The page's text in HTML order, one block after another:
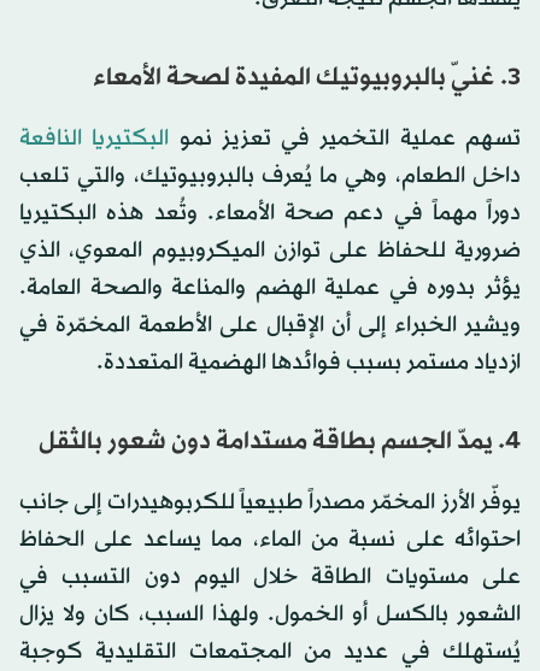
3. غنيّ بالبروبيوتيك المفيدة لصحة الأمعاء
تسهم عملية التخمير في تعزيز نمو البكتيريا النافعة
داخل الطعام، وهي ما يُعرف بالبروبيوتيك، والتي تلعب
دوراً مهماً في دعم صحة الأمعاء. وتُعد هذه البكتيريا
ضرورية للحفاظ على توازن الميكروبيوم المعوي، الذي
يؤثر بدوره في عملية الهضم والمناعة والصحة العامة.
ويشير الخبراء إلى أن الإقبال على الأطعمة المخمّرة في
ازدياد مستمر بسبب فوائدها الهضمية المتعددة.
4. يمدّ الجسم بطاقة مستدامة دون شعور بالثقل
يوفّر الأرز المخمّر مصدراً طبيعياً للكربوهيدرات إلى جانب
احتوائه على نسبة من الماء، مما يساعد على الحفاظ
على مستويات الطاقة خلال اليوم دون التسبب في
الشعور بالكسل أو الخمول. ولهذا السبب، كان ولا يزال
يُستهلك في عديد من المجتمعات التقليدية كوجبة